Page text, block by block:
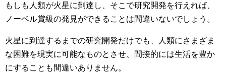
もしも人類が火星に到達し、そこで研究開発を行えれば、
ノーベル賞級の発見ができることは間違いないでしょう。
火星に到達するまでの研究開発だけでも、人類にさまざま
な困難を現実に可能なものとさせ、間接的には生活を豊か
にすることも間違いありません。